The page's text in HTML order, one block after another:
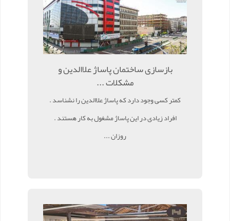
بازسازی ساختمان پاساژ علاالدین و
مشکلات ...
کمتر کسی وجود دارد که پاساژ علاالدین را نشناسد .
افراد زیادی در این پاساژ مشغول به کار هستند .
روزان ...